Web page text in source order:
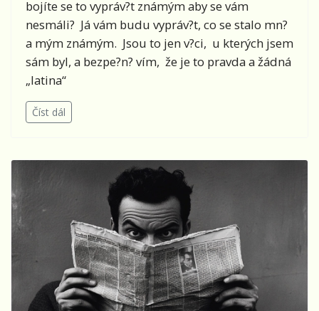
bojíte se to vypráv?t známým aby se vám
nesmáli? Já vám budu vypráv?t, co se stalo mn?
a mým známým. Jsou to jen v?ci, u kterých jsem
sám byl, a bezpe?n? vím, že je to pravda a žádná
„latina“
Číst dál